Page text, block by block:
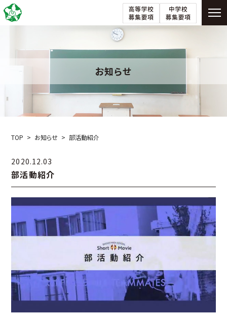
お知らせ
TOP お知らせ 部活動紹介
2020.12.03
部活動紹介